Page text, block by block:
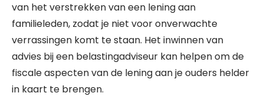
van het verstrekken van een lening aan
familieleden, zodat je niet voor onverwachte
verrassingen komt te staan. Het inwinnen van
advies bij een belastingadviseur kan helpen om de
fiscale aspecten van de lening aan je ouders helder
in kaart te brengen.